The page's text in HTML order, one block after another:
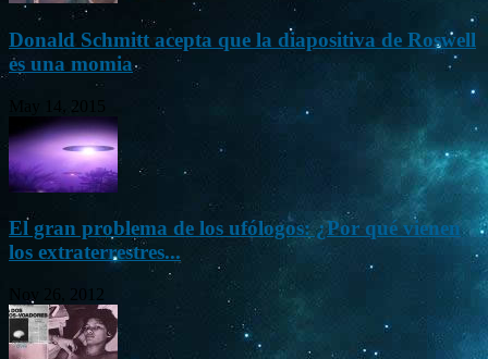
Donald Schmitt acepta que la diapositiva de Roswell
es una momia
May 14, 2015
El gran problema de los ufólogos: ¿Por qué vienen
los extraterrestres...
Nov 26, 2012